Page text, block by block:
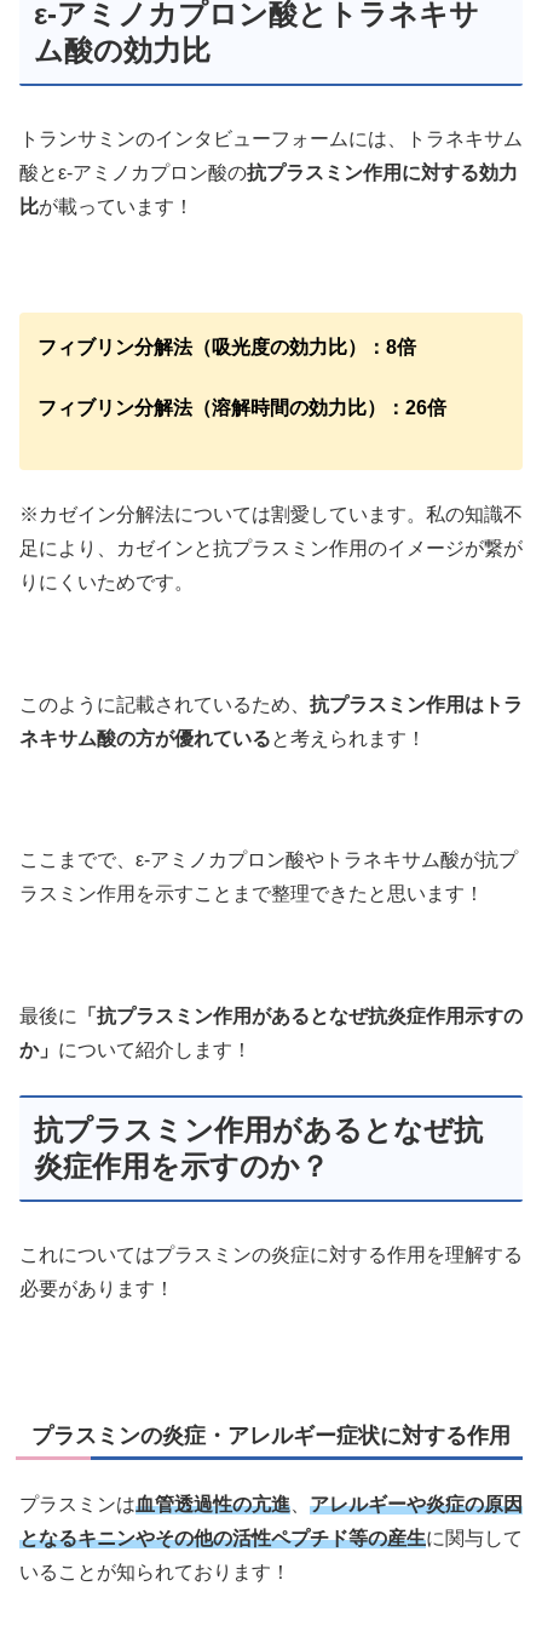
ε-アミノカプロン酸とトラネキサ
ム酸の効力比
トランサミンのインタビューフォームには、トラネキサム
酸とε-アミノカプロン酸の抗プラスミン作用に対する効力
比が載っています！
フィブリン分解法（吸光度の効力比）：8倍
フィブリン分解法（溶解時間の効力比）：26倍
※カゼイン分解法については割愛しています。私の知識不
足により、カゼインと抗プラスミン作用のイメージが繋が
りにくいためです。
このように記載されているため、 抗プラスミン作用はトラ
ネキサム酸の方が優れていると考えられます！
ここまでで、ε-アミノカプロン酸やトラネキサム酸が抗プ
ラスミン作用を示すことまで整理できたと思います！
最後に
「抗プラスミン作用があるとなぜ抗炎症作用示すの
か」 について紹介します！
抗プラスミン作用があるとなぜ抗
炎症作用を示すのか？
これについてはプラスミンの炎症に対する作用を理解する
必要があります！
プラスミンの炎症・アレルギー症状に対する作用
プラスミンは血管透過性の亢進
アレルギーや炎症の原因
となるキニンやその他の活性ペプチド等の産生に関与して
いることが知られております！